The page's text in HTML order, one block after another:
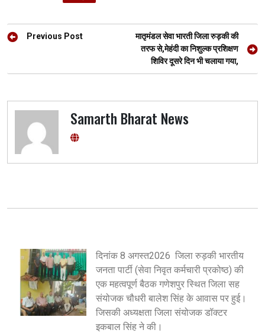
o
o
A
p
a
g
er
PostPrevious Post
मातृमंडल सेवा भारती जिला रुड़की की
तरफ से,मेहंदी का निशुल्क प्रशिक्षण
शिविर दूसरे दिन भी चलाया गया,
Samarth Bharat News
दिनांक 8 अगस्त2026 जिला रुड़की भारतीय
जनता पार्टी (सेवा निवृत कर्मचारी प्रकोष्ठ) की
एक महत्वपूर्ण बैठक गणेशपुर स्थित जिला सह
संयोजक चौधरी बालेश सिंह के आवास पर हुई।
जिसकी अध्यक्षता जिला संयोजक डॉक्टर
इकबाल सिंह ने की।